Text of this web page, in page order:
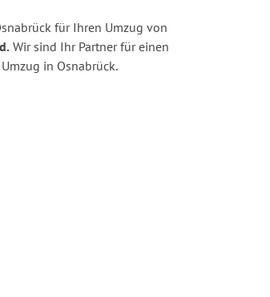
für Ihren Umzug von
Wir sind Ihr Partner für einen
in Osnabrück.